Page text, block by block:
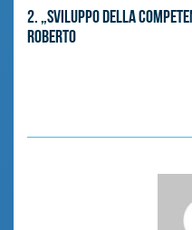
2. „Sviluppo della
Roberto